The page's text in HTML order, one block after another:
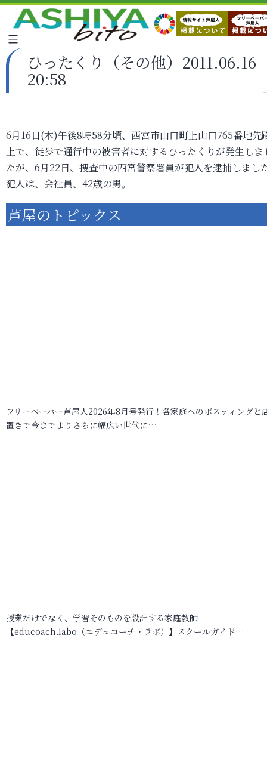
ひったくり（その他）2011.06.16
20:58
6月16日(木)午後8時58分頃、西宮市山口町上山口765番地先
上で、徒歩で通行中の被害者に対するひったくりが発生しま
たが、6月22日、捜査中の西宮警察署員が犯人を逮捕しまし
犯人は、会社員、42歳の男。
芦屋のトピックス
フリーペーパー芦屋人2026年8月号発行！各家庭へのポスティングと
置きで今までよりさらに幅広い世代に…
授業だけでなく、学習そのものを設計する家庭教師
【educoach.labo（エデュコーチ・ラボ）】スクールガイド…